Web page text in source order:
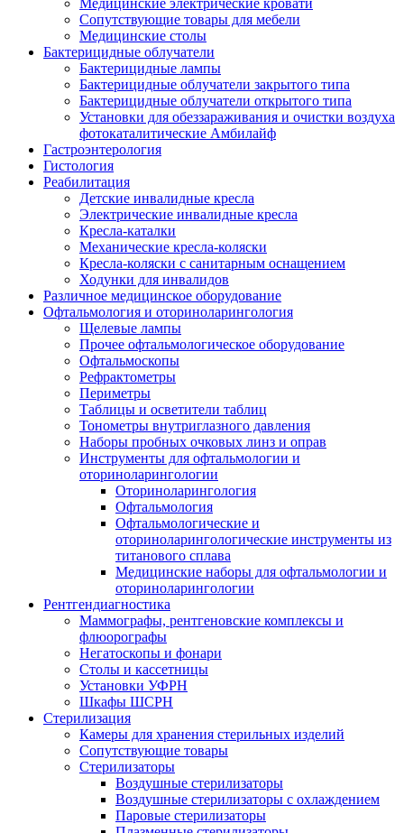
Сопутствующие товары для мебели
Медицинские столы
Бактерицидные облучатели
Бактерицидные лампы
Бактерицидные облучатели закрытого типа
Бактерицидные облучатели открытого типа
Установки для обеззараживания и очистки воздуха
фотокаталитические Амбилайф
Гастроэнтерология
Гистология
Реабилитация
Детские инвалидные кресла
Электрические инвалидные кресла
Кресла-каталки
Механические кресла-коляски
Кресла-коляски с санитарным оснащением
Ходунки для инвалидов
Различное медицинское оборудование
Офтальмология и оториноларингология
Щелевые лампы
Прочее офтальмологическое оборудование
Офтальмоскопы
Рефрактометры
Периметры
Таблицы и осветители таблиц
Тонометры внутриглазного давления
Наборы пробных очковых линз и оправ
Инструменты для офтальмологии и
оториноларингологии
Оториноларингология
Офтальмология
Офтальмологические и
оториноларингологические инструменты из
титанового сплава
Медицинские наборы для офтальмологии и
оториноларингологии
Рентгендиагностика
Маммографы, рентгеновские комплексы и
флюорографы
Негатоскопы и фонари
Столы и кассетницы
Установки УФРН
Шкафы ШСРН
Стерилизация
Камеры для хранения стерильных изделий
Сопутствующие товары
Стерилизаторы
Воздушные стерилизаторы
Воздушные стерилизаторы с охлаждением
Паровые стерилизаторы